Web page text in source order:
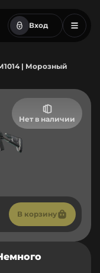
Вход
| Морозный
Нет в наличии
В корзину